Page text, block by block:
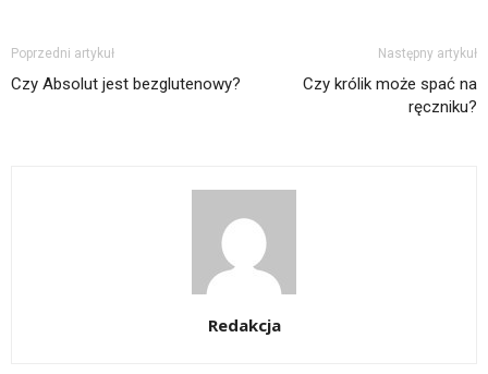
Poprzedni artykuł
Czy Absolut jest bezglutenowy?
Następny artykuł
Czy królik może spać na
ręczniku?
Redakcja